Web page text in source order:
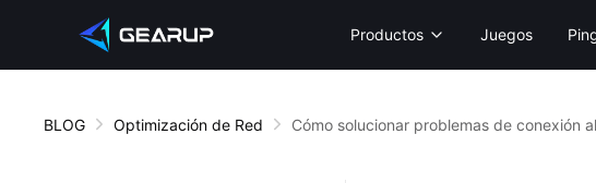
Productos Juegos
BLOG Optimización de Red Cómo solucionar problemas de conexión